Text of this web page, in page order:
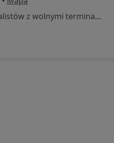
Brak dostępnych specjalistów z wolnymi terminami w tym centrum medycznym.